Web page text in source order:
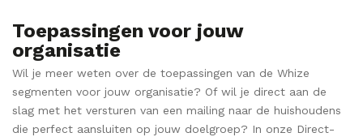
Toepassingen voor jouw
organisatie
Wil je meer weten over de toepassingen van de Whize
segmenten voor jouw organisatie? Of wil je direct aan de
slag met het versturen van een mailing naar de huishoudens
die perfect aansluiten op jouw doelgroep? In onze Direct-